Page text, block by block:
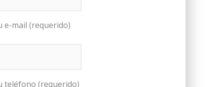
e-mail (requerido)
teléfono (requerido)